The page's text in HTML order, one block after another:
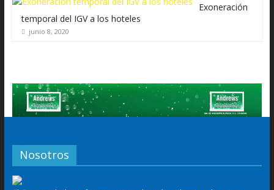
Exoneración
temporal del IGV a los hoteles
junio 8, 2020
Nosotros